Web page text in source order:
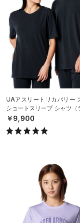
UAアスリートリカバリー
ショートスリーブ シャツ（
タイル/UNISEX）
￥9,900